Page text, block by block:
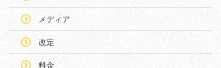
メディア
改定
料金